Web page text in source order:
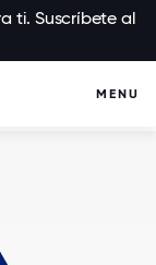
ti. Suscríbete al
MENU